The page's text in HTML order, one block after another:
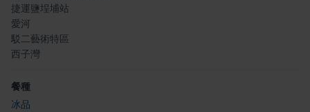
捷運鹽埕埔站
愛河
駁二藝術特區
西子灣
餐種
冰品